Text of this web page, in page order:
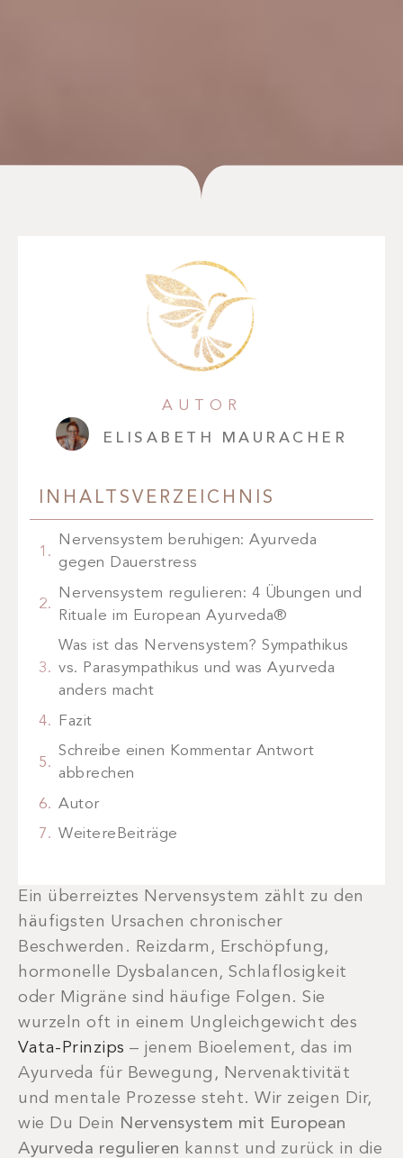
Ein überreiztes Nervensystem zählt zu den
häufigsten Ursachen chronischer
Beschwerden. Reizdarm, Erschöpfung,
hormonelle Dysbalancen, Schlaflosigkeit
oder Migräne sind häufige Folgen. Sie
wurzeln oft in einem Ungleichgewicht des
Vata-Prinzips – jenem Bioelement, das im
Ayurveda für Bewegung, Nervenaktivität
und mentale Prozesse steht. Wir zeigen Dir,
wie Du Dein Nervensystem mit European
Ayurveda regulieren kannst und zurück in die
AUTOR
ELISABETH MAURACHER
INHALTSVERZEICHNIS
Nervensystem beruhigen: Ayurveda
gegen Dauerstress
Nervensystem regulieren: 4 Übungen und
Rituale im European Ayurveda®
Was ist das Nervensystem? Sympathikus
vs. Parasympathikus und was Ayurveda
anders macht
Fazit
Schreibe einen Kommentar Antwort
abbrechen
Autor
WeitereBeiträge